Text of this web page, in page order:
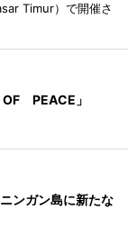
Timur）で開催さ
OF PEACE」
ンガン島に新たな